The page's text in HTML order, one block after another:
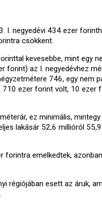
I. negyedévi 434 ezer
csökkent.
kevesebbe, mint egy
forint) az I. negyedévhez
746, egy nem
710 ezer forint volt, 10 ezer
ez minimális,
lakásár 52,6 millióról
forintra emelkedtek,
régiójában esett az áruk,